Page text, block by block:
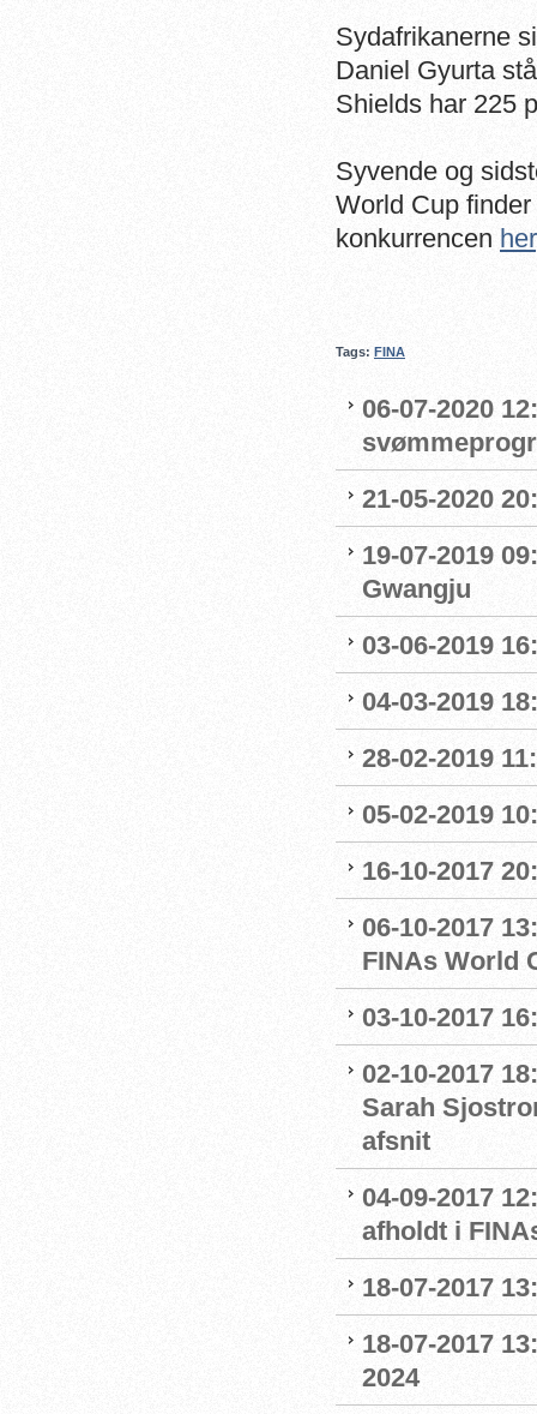
Sydafrikanerne
Daniel Gyurta
Shields har 225
Syvende og
World Cup
konkurrencen her
Tags: FINA
06-07-2020
21-05-2020
19-07-2019
Gwangju
03-06-2019
04-03-2019
28-02-2019
05-02-2019
16-10-2017
06-10-2017
FINAs World
03-10-2017
02-10-2017
Sarah
afsnit
04-09-2017
afholdt i
18-07-2017
18-07-2017
2024